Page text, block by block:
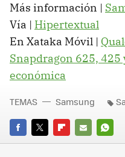
Más información |
Vía | Hipertextual
En Xataka Móvil |
Snapdragon 625, 425
económica
FACEBOOK
TWITTERFLIPBOARD
E-
TEMAS Samsung